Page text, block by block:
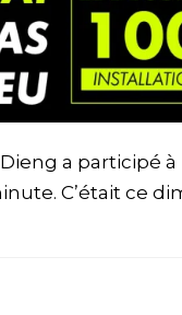
a participé
C’était ce